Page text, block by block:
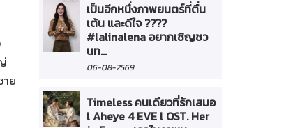
ย
เป็นอีกหนึ่งภาพยนตร์ที่ตื่น
เต้น และดีใจ ????
#lalinalena อยากเชิญชว
นท...
06-08-2569
Timeless คนเดียวที่รักเสมอ
l Aheye 4 EVE l OST. Her